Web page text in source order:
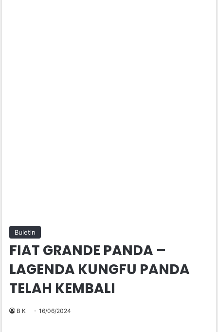
Buletin
FIAT GRANDE PANDA –
LAGENDA KUNGFU PANDA
TELAH KEMBALI
B K 16/06/2024